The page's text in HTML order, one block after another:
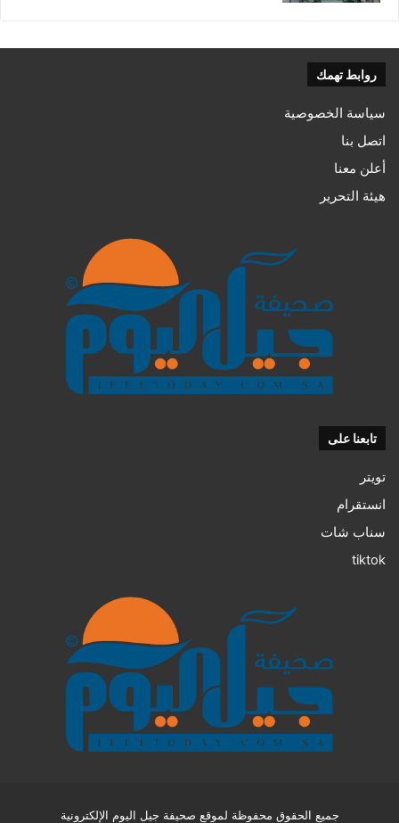
روابط تهمك
سياسة الخصوصية
اتصل بنا
أعلن معنا
هيئة التحرير
تابعنا على
تويتر
انستقرام
سناب شات
tiktok
جميع الحقوق محفوظة لموقع صحيفة جيل اليوم الإلكترونية